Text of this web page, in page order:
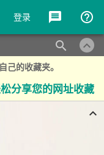
登录 message help_outline
keyboard_arrow_up
search
己的收藏夹。
分享您的网址收藏
keyboard_arrow_up